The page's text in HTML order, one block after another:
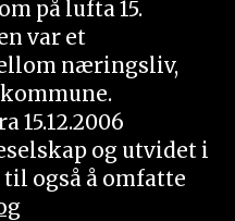
på lufta 15.
var et
næringsliv,
15.12.2006
og utvidet i
også å omfatte